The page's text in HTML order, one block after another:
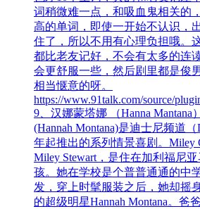
词稍微难一点，和吸血鬼相关的
高的单词，即使一开始不认识，
住了，所以不用有心理负担哦。
都比老友记好，不会有太多的连
会更舒服一些，然后剧里都是俊
相当惬意的呀。
https://www.91talk.com/source/
9、汉娜蒙塔娜 （Hanna Mantana
(Hannah Montana)是迪士尼频道（
年起推出的系列情景喜剧。Miley
Miley Stewart，是住在加利福尼
孩。她在学校是个普普通通的中
发，穿上时髦服装之后，她却摇
的超级明星Hannah Montana。爸